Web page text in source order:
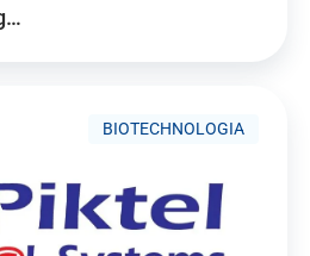
BIOTECHNOLOGIA